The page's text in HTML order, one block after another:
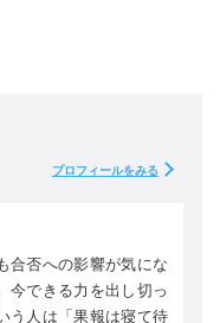
プロフィールをみる
合否への影響が気にな
今できる力を出し切っ
う人は「果報は寝て待